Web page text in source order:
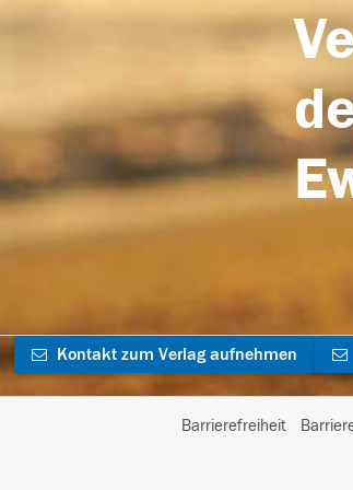
Kontakt zum Verlag aufnehmen
Barrierefreiheit